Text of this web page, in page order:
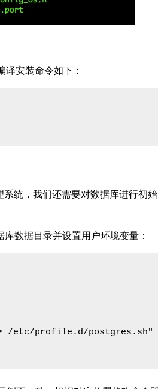
译安装命令如下：
系统，我们还需要对数据库进行初始
数据目录并设置用户环境变量：
/etc/profile.d/postgres.sh"